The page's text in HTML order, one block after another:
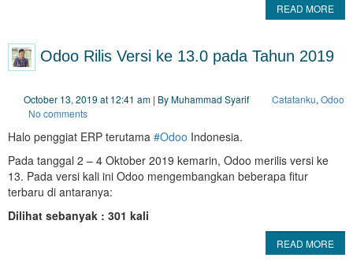
READ MORE
Odoo Rilis Versi ke 13.0 pada Tahun 2019
October 13, 2019 at 12:41 am | By Muhammad Syarif Catatanku, Odoo
No comments
Halo penggiat ERP terutama #Odoo Indonesia.
Pada tanggal 2 – 4 Oktober 2019 kemarin, Odoo merilis versi ke
13. Pada versi kali ini Odoo mengembangkan beberapa fitur
terbaru di antaranya:
Dilihat sebanyak : 301 kali
READ MORE